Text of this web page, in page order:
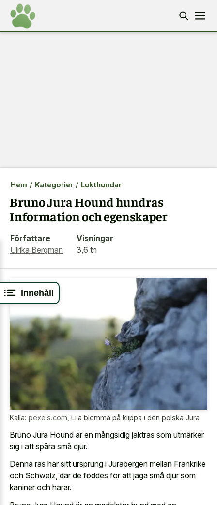
Innehåll
Hem / Kategorier / Lukthundar
Bruno Jura Hound hundras
Information och egenskaper
Författare
Ulrika Bergman
Visningar
3,6 tn
Källa: pexels.com Lila blomma på klippa i den polska Jura
Bruno Jura Hound är en mångsidig jaktras som utmärker
sig i att spåra små djur.
Denna ras har sitt ursprung i Jurabergen mellan Frankrike
och Schweiz, där de föddes för att jaga små djur som
kaniner och harar.